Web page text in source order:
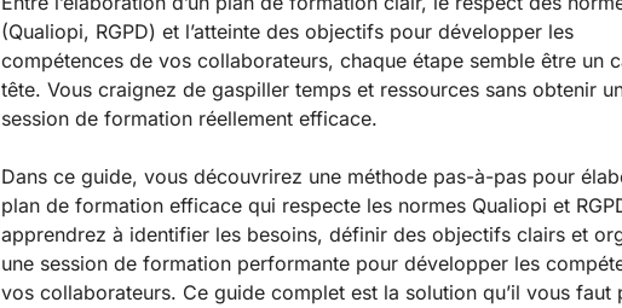
(Qualiopi, RGPD) et l’atteinte des objectifs pour développer les
compétences de vos collaborateurs, chaque étape semble être un
tête. Vous craignez de gaspiller temps et ressources sans obtenir
session de formation réellement efficace.
Dans ce guide, vous découvrirez une méthode pas-à-pas pour
plan de formation efficace qui respecte les normes Qualiopi et
apprendrez à identifier les besoins, définir des objectifs clairs et
une session de formation performante pour développer les
vos collaborateurs. Ce guide complet est la solution qu’il vous faut